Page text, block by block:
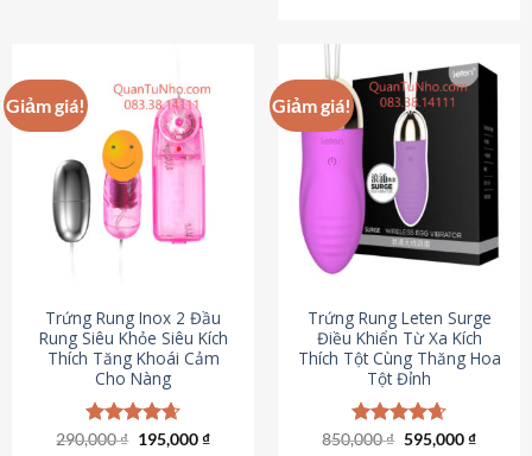
Giảm giá!
Trứng Rung Inox 2 Đầu
Rung Siêu Khỏe Siêu Kích
Thích Tăng Khoái Cảm
Cho Nàng
Được xếp
290,000₫ Giá
195,000₫Giá
Giảm giá!
Trứng Rung Leten Surge
Điều Khiển Từ Xa Kích
Thích Tột Cùng Thăng Hoa
Tột Đỉnh
Được xếp
850,000₫ Giá
595,000₫Giá